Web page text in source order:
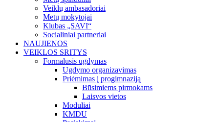
Veiklų ambasadoriai
Metų mokytojai
Klubas „SAVI“
Socialiniai partneriai
NAUJIENOS
VEIKLOS SRITYS
Formalusis ugdymas
Ugdymo organizavimas
Priėmimas į progimnaziją
Būsimiems pirmokams
Laisvos vietos
Moduliai
KMDU